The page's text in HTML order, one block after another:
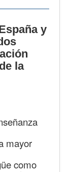
y
la
mayor
como